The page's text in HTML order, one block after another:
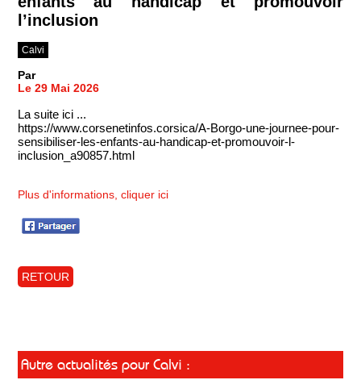
l’inclusion
Calvi
Par
Le 29 Mai 2026
La suite ici ...
https://www.corsenetinfos.corsica/A-Borgo-une-journee-pour-
sensibiliser-les-enfants-au-handicap-et-promouvoir-l-
inclusion_a90857.html
Plus d'informations, cliquer ici
RETOUR
Autre actualités pour Calvi :